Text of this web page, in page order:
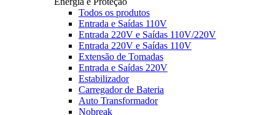
Todos os produtos
Entrada e Saídas 110V
Entrada 220V e Saídas 110V/220V
Entrada 220V e Saídas 110V
Extensão de Tomadas
Entrada e Saídas 220V
Estabilizador
Carregador de Bateria
Auto Transformador
Nobreak